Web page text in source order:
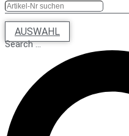
AUSWAHL
Search ...